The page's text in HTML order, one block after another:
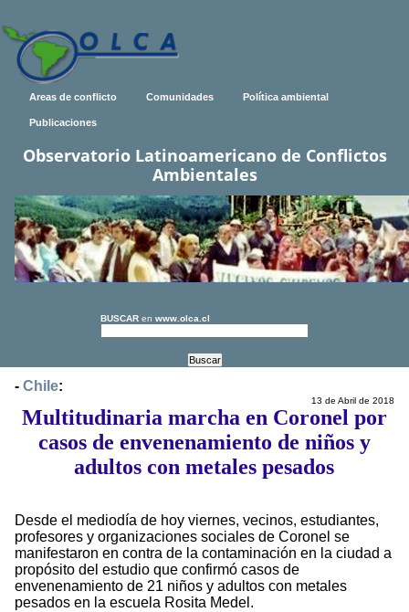
Areas de conflicto Comunidades Política ambiental
Publicaciones
Observatorio Latinoamericano de Conflictos
Ambientales
BUSCAR en www.olca.cl
- Chile:
13 de Abril de 2018
Multitudinaria marcha en Coronel por
casos de envenenamiento de niños y
adultos con metales pesados
Desde el mediodía de hoy viernes, vecinos, estudiantes,
profesores y organizaciones sociales de Coronel se
manifestaron en contra de la contaminación en la ciudad a
propósito del estudio que confirmó casos de
envenenamiento de 21 niños y adultos con metales
pesados en la escuela Rosita Medel.